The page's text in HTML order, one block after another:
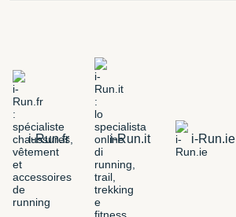
i-Run.fr i-Run.it i-Run.ie